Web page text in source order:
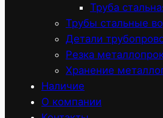
Труба
Трубы стальные
Детали
Резка
Хранение
Наличие
О компании